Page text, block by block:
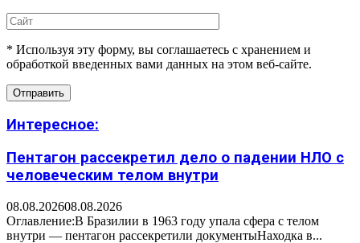
* Используя эту форму, вы соглашаетесь с хранением и
обработкой введенных вами данных на этом веб-сайте.
Интересное:
Пентагон рассекретил дело о падении НЛО с
человеческим телом внутри
08.08.202608.08.2026
Оглавление:В Бразилии в 1963 году упала сфера с телом
внутри — пентагон рассекретили документыНаходка в...